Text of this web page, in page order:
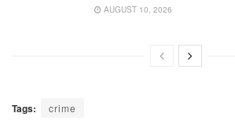
AUGUST 10, 2026
Tags: crime